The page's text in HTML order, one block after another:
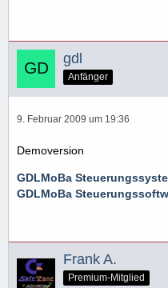
gdl
Anfänger
9. Februar 2009 um 19:36
Demoversion
GDLMoBa
GDLMoBa
Frank A.
Premium-Mitglied